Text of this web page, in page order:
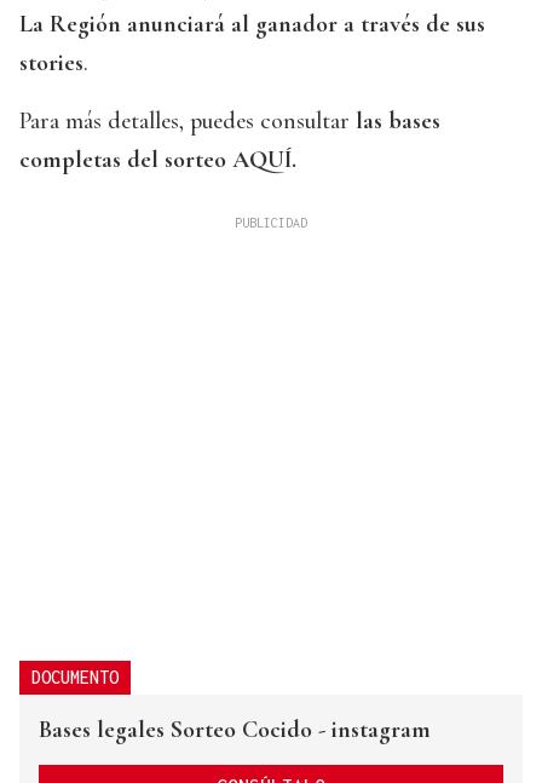
La Región anunciará al ganador a través de sus
stories.
Para más detalles, puedes consultar las bases
completas del sorteo AQUÍ.
DOCUMENTO
Bases legales Sorteo Cocido - instagram